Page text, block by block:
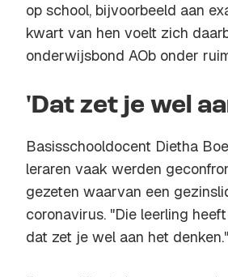
op school, bijvoorbeeld aan
kwart van hen voelt zich
onderwijsbond AOb onder
'Dat zet je wel
Basisschooldocent Dietha
leraren vaak werden
gezeten waarvan een
coronavirus. "Die leerling
dat zet je wel aan het denken."